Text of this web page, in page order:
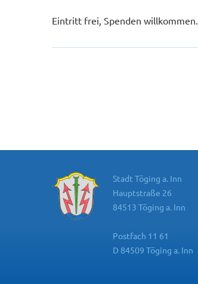
Eintritt frei, Spenden willkommen.
Stadt Töging a. Inn
Hauptstraße 26
84513 Töging a. Inn
Postfach 11 61
D 84509 Töging a. Inn